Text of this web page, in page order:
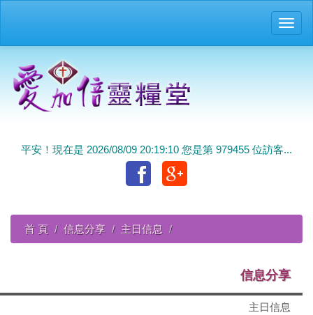
平安！現在是 2026/08/09 20:19:10 您是第 979455 位訪客...
首 頁 信息分享 主日信息
信息分享
主日信息